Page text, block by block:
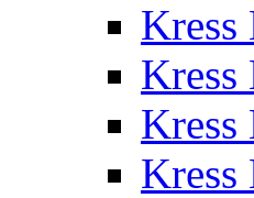
Kress
Kress
Kress
Kress